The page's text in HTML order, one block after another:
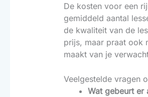
De kosten voor een
gemiddeld aantal
de kwaliteit van de
prijs, maar praat ook
maakt van je
Veelgestelde vragen
Wat gebeurt er